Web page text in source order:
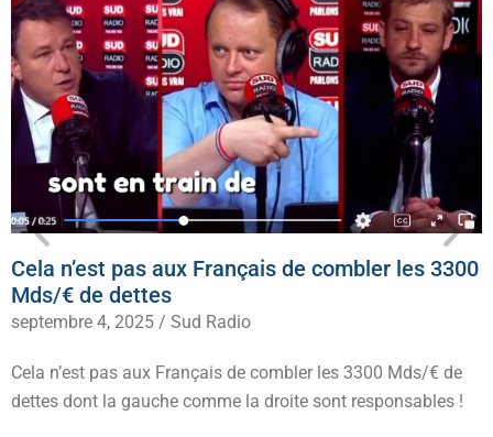
Cela n’est pas aux Français de combler les 3300
Mds/€ de dettes
septembre 4, 2025 / Sud Radio
Cela n’est pas aux Français de combler les 3300 Mds/€ de
dettes dont la gauche comme la droite sont responsables !